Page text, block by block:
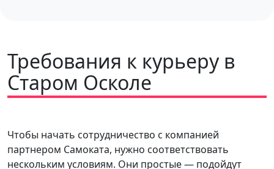
Требования к курьеру в
Старом Осколе
Чтобы начать сотрудничество с компанией
партнером Самоката, нужно соответствовать
нескольким условиям. Они простые — подойдут